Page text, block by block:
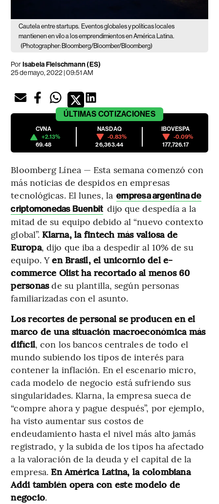
Cautela entre startups. Eventos globales y políticas locales
mantienen en vilo a los emprendimientos en América Latina.
(Photographer: Bloomberg/Bloomber/Bloomberg)
PorIsabela Fleischmann (ES)
25 de mayo, 2022 | 09:51 AM
ÚLTIMAS COTIZACIONES
CVNA
+2.13%
69.48
NASDAQ
-0.83%
26,363.44
IBOVESPA
-0.09%
177,726.17
Bloomberg Línea — Esta semana comenzó con
más noticias de despidos en empresas
tecnológicas. El lunes, la empresa argentina de
criptomonedas Buenbit dijo que despedía a la
mitad de su equipo debido al “nuevo contexto
global”. Klarna, la fintech más valiosa de
Europa, dijo que iba a despedir al 10% de su
equipo. Yen Brasil, el unicornio del e-
commerce Olist ha recortado al menos 60
personasde su plantilla, según personas
familiarizadas con el asunto.
Los recortes de personal se producen en el
marco de una situación macroeconómica más
difícil, con los bancos centrales de todo el
mundo subiendo los tipos de interés para
contener la inflación. En el escenario micro,
cada modelo de negocio está sufriendo sus
singularidades. Klarna, la empresa sueca de
“compre ahora y pague después”, por ejemplo,
ha visto aumentar sus costos de
endeudamiento hasta el nivel más alto jamás
registrado, y la subida de los tipos ha afectado
a la valoración de la deuda y el capital de la
empresa. En América Latina, la colombiana
Addi también opera con este modelo de
negocio.